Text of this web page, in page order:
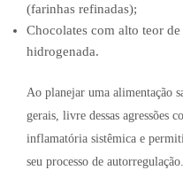
(farinhas refinadas);
Chocolates com alto teor
hidrogenada.
Ao planejar uma alimentação
gerais, livre dessas agressões
inflamatória sistêmica e
seu processo de autorregulação.